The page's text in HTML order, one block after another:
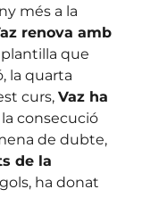
més a la
renova amb
plantilla que
la quarta
curs, Vaz ha
consecució
de dubte,
de la
ha donat